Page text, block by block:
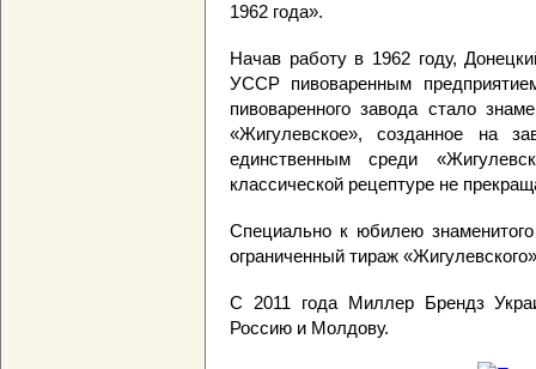
1962 года».
Начав работу в 1962 году,
УССР пивоваренным
пивоваренного завода стало
«Жигулевское», созданное на
единственным среди
классической рецептуре не
Специально к юбилею
ограниченный тираж
С 2011 года Миллер Брендз
Россию и Молдову.